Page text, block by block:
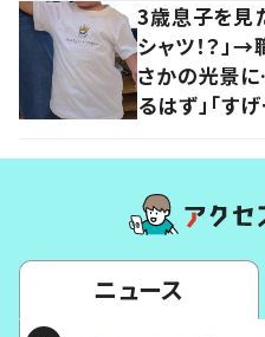
3歳息子を見
シャツ！？」
さかの光景
るはず」「すげ
ニュース